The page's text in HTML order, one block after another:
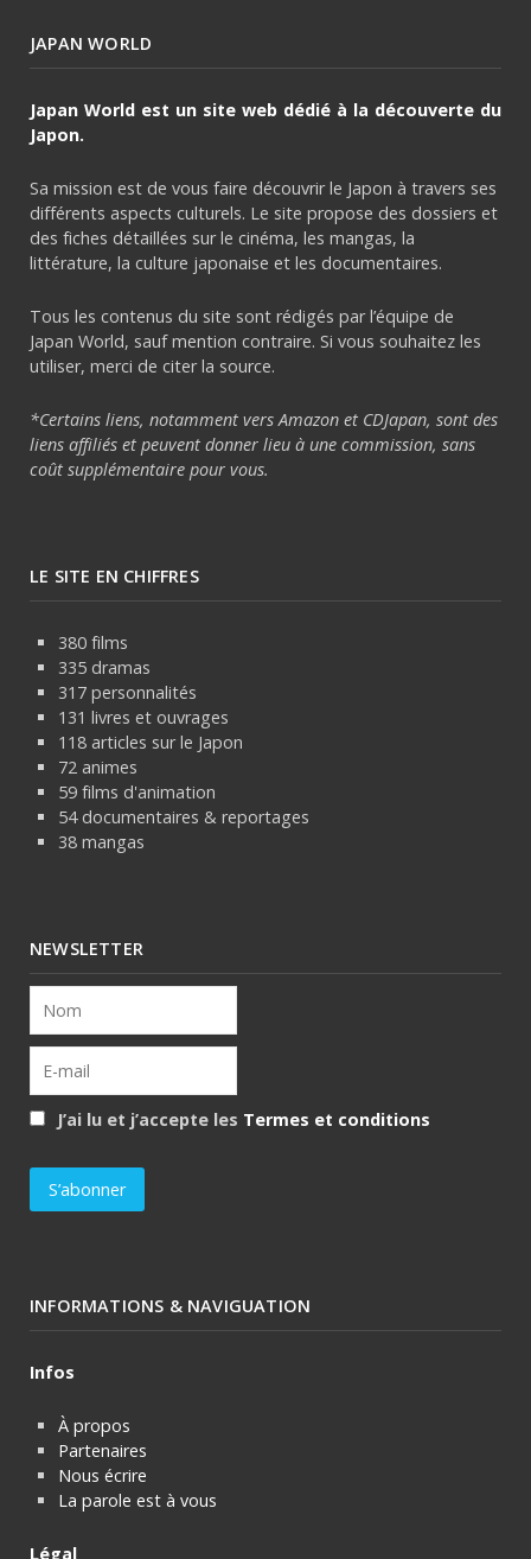
JAPAN WORLD
Japan World est un site web dédié à la découverte du
Japon.
Sa mission est de vous faire découvrir le Japon à travers ses
différents aspects culturels. Le site propose des dossiers et
des fiches détaillées sur le cinéma, les mangas, la
littérature, la culture japonaise et les documentaires.
Tous les contenus du site sont rédigés par l’équipe de
Japan World, sauf mention contraire. Si vous souhaitez les
utiliser, merci de citer la source.
*Certains liens, notamment vers Amazon et CDJapan, sont des
liens affiliés et peuvent donner lieu à une commission, sans
coût supplémentaire pour vous.
LE SITE EN CHIFFRES
380 films
335 dramas
317 personnalités
131 livres et ouvrages
118 articles sur le Japon
72 animes
59 films d'animation
54 documentaires & reportages
38 mangas
NEWSLETTER
J’ai lu et j’accepte les Termes et conditions
INFORMATIONS & NAVIGUATION
Infos
À propos
Partenaires
Nous écrire
La parole est à vous
Légal